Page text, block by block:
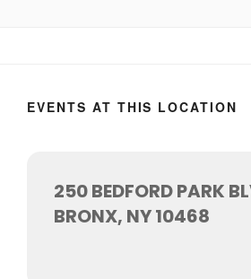
mantenerte actualizado sobre Cuba y sus
EVENTS AT THIS LOCATION
250 BEDFORD PARK
BRONX, NY 10468